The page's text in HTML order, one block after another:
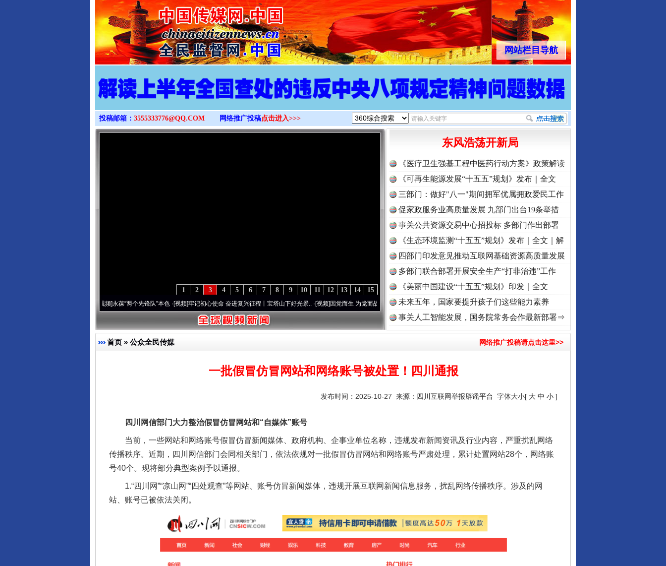
>
网站栏目导航
投稿邮箱： 3555333776@QQ.COM 网络推广投稿点击进入>>>
15
14
13
12
11
10
9
8
7
6
5
4
3
2
1
永葆“两个先锋队”本色·[视频]牢记初心使命 奋进复兴征程丨宝塔山下好光景..·[视频]因党而生 为党而战——百年“纪”事⑧加强纪律..·[视频] 牢记初心使命 奋进复兴征程丨“转折之城”激荡..
东风浩荡开新局
《医疗卫生强基工程中医药行动方案》政策解读
《可再生能源发展“十五五”规划》发布｜全文
三部门：做好"八一"期间拥军优属拥政爱民工作
促家政服务业高质量发展 九部门出台19条举措
事关公共资源交易中心招投标 多部门作出部署
《生态环境监测“十五五”规划》发布｜全文｜解
读
四部门印发意见推动互联网基础资源高质量发展
多部门联合部署开展安全生产“打非治违”工作
《美丽中国建设“十五五”规划》印发｜全文
未来五年，国家要提升孩子们这些能力素养
事关人工智能发展，国务院常务会作最新部署⇒
首页 » 公众全民传媒 网络推广投稿请点击这里>>
一批假冒仿冒网站和网络账号被处置！四川通报
发布时间：2025-10-27 来源： 四川互联网举报辟谣平台 字体大小[ 大 中 小 ]
四川网信部门大力整治假冒仿冒网站和“自媒体”账号
当前，一些网站和网络账号假冒仿冒新闻媒体、政府机构、企事业单位名称，违规发布新闻资讯及行业内容，严重扰乱网络
传播秩序。近期，四川网信部门会同相关部门，依法依规对一批假冒仿冒网站和网络账号严肃处理，累计处置网站28个，网络账
号40个。现将部分典型案例予以通报。
1.“四川网”“凉山网”“四处观查”等网站、账号仿冒新闻媒体，违规开展互联网新闻信息服务，扰乱网络传播秩序。涉及的网
站、账号已被依法关闭。